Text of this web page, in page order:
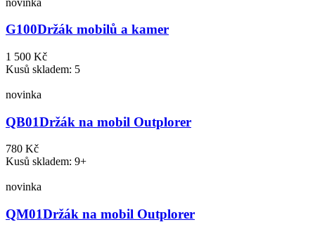
G100Držák mobilů a kamer
1 500 Kč
Kusů skladem: 5
novinka
QB01Držák na mobil Outplorer
780 Kč
Kusů skladem: 9+
novinka
QM01Držák na mobil Outplorer